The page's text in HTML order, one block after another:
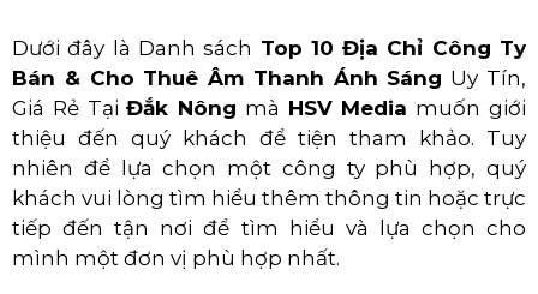
Dưới đây là Danh sách Top 10 Địa Chỉ Công Ty
Bán & Cho Thuê Âm Thanh Ánh Sáng Uy Tín,
Giá Rẻ TạiĐắk Nông mà HSV Media muốn giới
thiệu đến quý khách để tiện tham khảo. Tuy
nhiên để lựa chọn một công ty phù hợp, quý
khách vui lòng tìm hiểu thêm thông tin hoặc trực
tiếp đến tận nơi để tìm hiểu và lựa chọn cho
mình một đơn vị phù hợp nhất.